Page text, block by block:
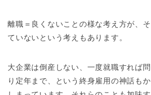
離職＝良くないことの様な考え方が、
ていないという考えもあります。
大企業は倒産しない、一度就職すれば
り定年まで、という終身雇用の神話も